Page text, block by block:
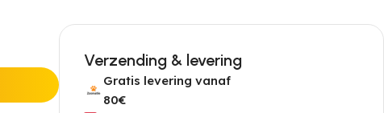
Verzending & levering
Gratis levering vanaf
80€